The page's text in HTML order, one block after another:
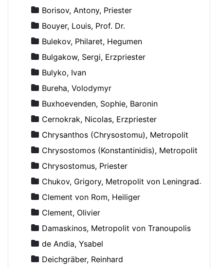
Borisov, Antony, Priester
Bouyer, Louis, Prof. Dr.
Bulekov, Philaret, Hegumen
Bulgakow, Sergi, Erzpriester
Bulyko, Ivan
Bureha, Volodymyr
Buxhoevenden, Sophie, Baronin
Cernokrak, Nicolas, Erzpriester
Chrysanthos (Chrysostomu), Metropolit
Chrysostomos (Konstantinidis), Metropolit
Chrysostomus, Priester
Chukov, Grigory, Metropolit von Leningrad und Novgorod
Clement von Rom, Heiliger
Clement, Olivier
Damaskinos, Metropolit von Tranoupolis
de Andia, Ysabel
Deichgräber, Reinhard